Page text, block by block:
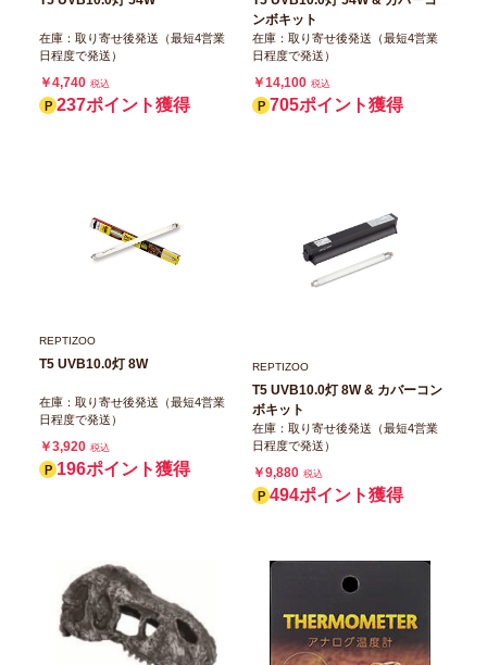
在庫：取り寄せ後発送（最短4営業
日程度で発送）
￥4,740 税込
237ポイント獲得
ンボキット
在庫：取り寄せ後発送（最短4営業
日程度で発送）
￥14,100 税込
705ポイント獲得
REPTIZOO
T5 UVB10.0灯 8W
在庫：取り寄せ後発送（最短4営業
日程度で発送）
￥3,920 税込
196ポイント獲得
REPTIZOO
T5 UVB10.0灯 8W & カバーコン
ボキット
在庫：取り寄せ後発送（最短4営業
日程度で発送）
￥9,880 税込
494ポイント獲得